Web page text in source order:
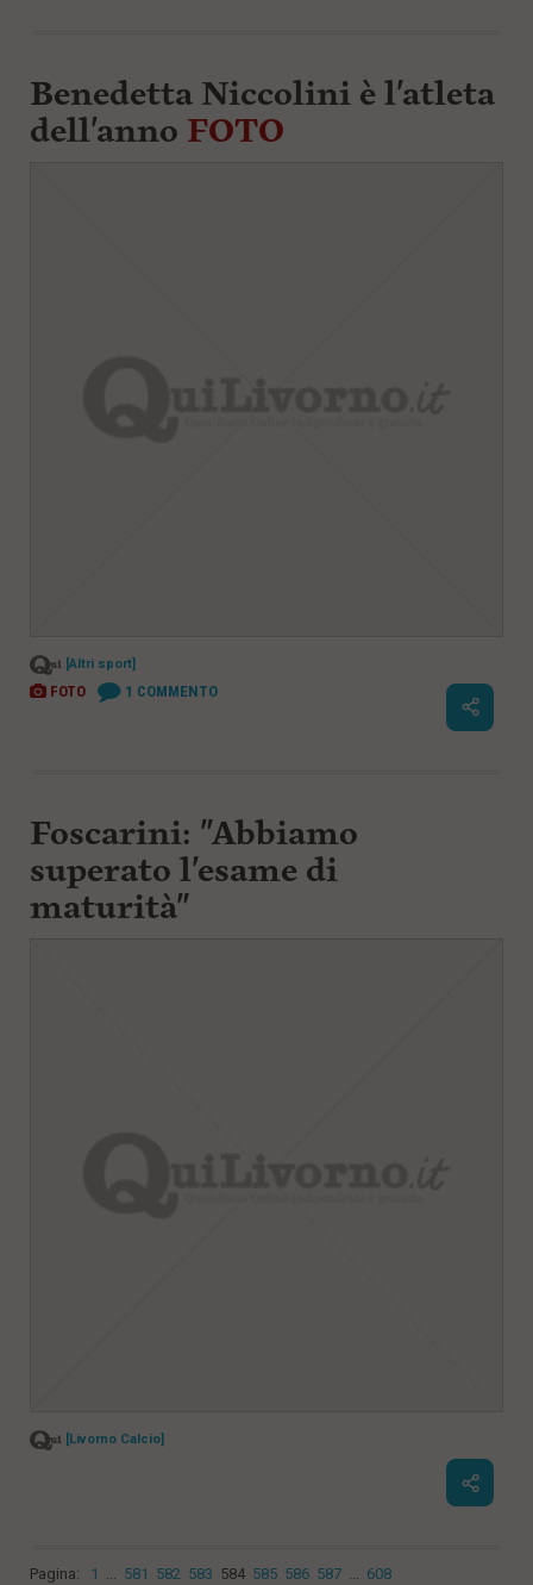
Benedetta Niccolini è l'atleta
dell'anno FOTO
[Altri sport]
FOTO 1 COMMENTO
Foscarini: "Abbiamo
superato l'esame di
maturità"
[Livorno Calcio]
Pagina: 1 ... 581 582 583 584 585 586 587 ... 608